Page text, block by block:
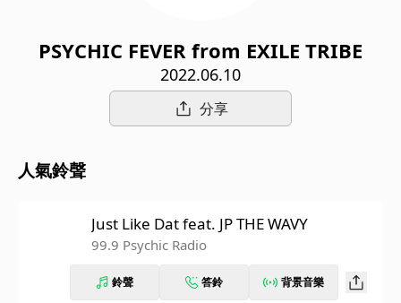
PSYCHIC FEVER from EXILE TRIBE
2022.06.10
分享
人氣鈴聲
Just Like Dat feat. JP THE WAVY
99.9 Psychic Radio
鈴聲 答鈴 背景音樂